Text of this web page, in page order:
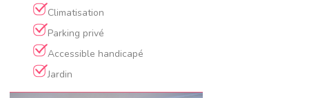
Climatisation
Parking privé
Accessible handicapé
Jardin